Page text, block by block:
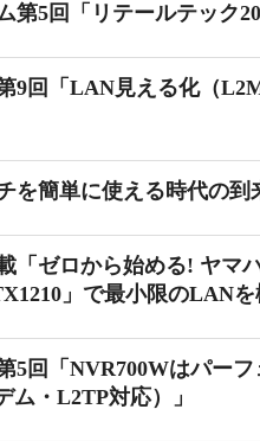
第5回「リテールテック
9回「LAN見える化（
を簡単に使える時代の到
「ゼロから始める! ヤマ
」で最小限のLANを
5回「NVR700Wはパー
ム・L2TP対応）」